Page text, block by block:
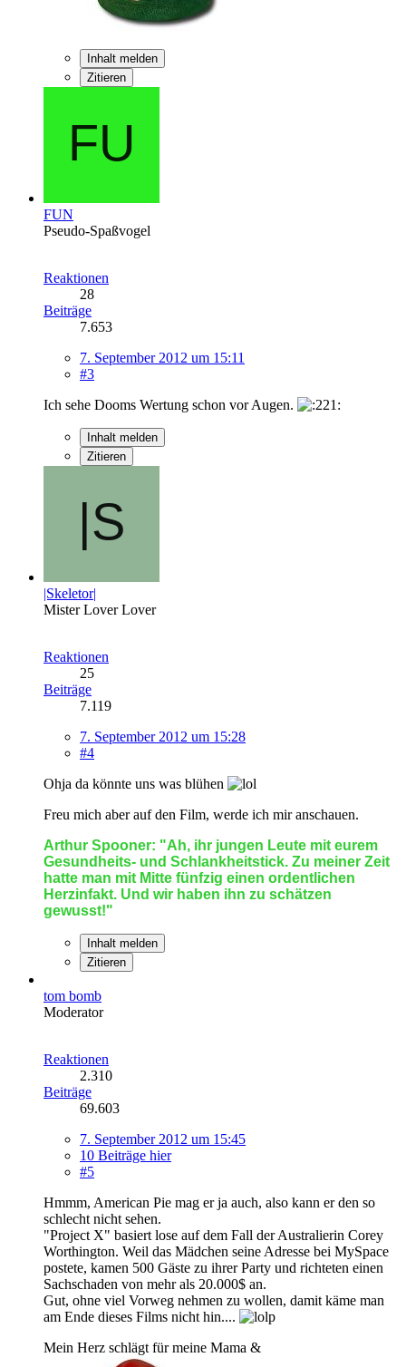
Inhalt melden
Zitieren
FUN
Pseudo-Spaßvogel
Reaktionen
28
Beiträge
7.653
7. September 2012 um 15:11
#3
Ich sehe Dooms Wertung schon vor Augen.
Inhalt melden
Zitieren
|Skeletor|
Mister Lover Lover
Reaktionen
25
Beiträge
7.119
7. September 2012 um 15:28
#4
Ohja da könnte uns was blühen
Freu mich aber auf den Film, werde ich mir anschauen.
Arthur Spooner: "Ah, ihr jungen Leute mit eurem
Gesundheits- und Schlankheitstick. Zu meiner Zeit
hatte man mit Mitte fünfzig einen ordentlichen
Herzinfakt. Und wir haben ihn zu schätzen
gewusst!"
Inhalt melden
Zitieren
tom bomb
Moderator
Reaktionen
2.310
Beiträge
69.603
7. September 2012 um 15:45
10 Beiträge hier
#5
Hmmm, American Pie mag er ja auch, also kann er den so
schlecht nicht sehen.
"Project X" basiert lose auf dem Fall der Australierin Corey
Worthington. Weil das Mädchen seine Adresse bei MySpace
postete, kamen 500 Gäste zu ihrer Party und richteten einen
Sachschaden von mehr als 20.000$ an.
Gut, ohne viel Vorweg nehmen zu wollen, damit käme man
am Ende dieses Films nicht hin....
Mein Herz schlägt für meine Mama &